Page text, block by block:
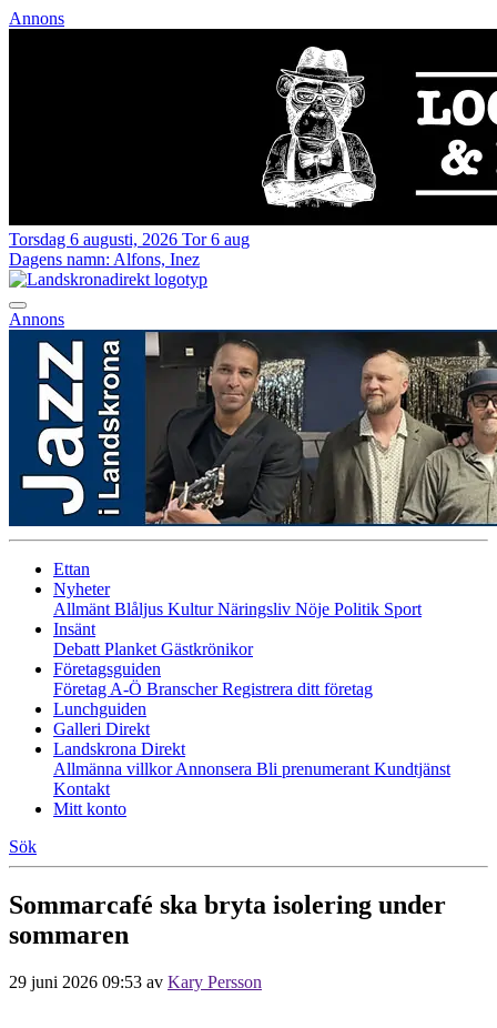
Annons
Torsdag 6 augusti, 2026 Tor 6 aug
Dagens namn: Alfons, Inez
Annons
Ettan
Nyheter
Allmänt Blåljus KulturNäringsliv Nöje Politik Sport
Insänt
Debatt Planket Gästkrönikor
Företagsguiden
Företag A-Ö BranscherRegistrera ditt företag
Lunchguiden
Galleri Direkt
Landskrona Direkt
Allmänna villkorAnnonsera Bli prenumerant Kundtjänst
Kontakt
Mitt konto
Sök
Sommarcafé ska bryta isolering under
sommaren
29 juni 2026 09:53 av Kary Persson